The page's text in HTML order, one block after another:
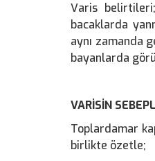
Varis
bacaklarda
aynı zamanda
bayanlarda
VARİSİN
Toplardamar
birlikte özetle;